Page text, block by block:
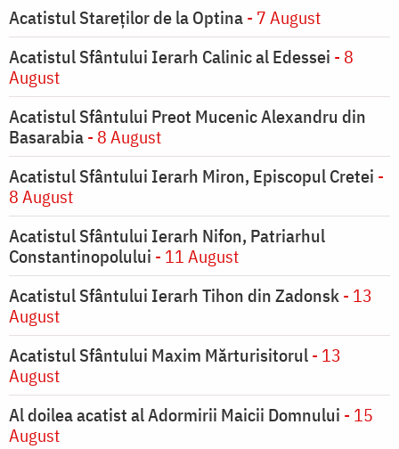
Acatistul Stareţilor de la Optina- 7 August
Acatistul Sfântului Ierarh Calinic al Edessei - 8
August
Acatistul Sfântului Preot Mucenic Alexandru din
Basarabia- 8 August
Acatistul Sfântului Ierarh Miron, Episcopul Cretei -
8 August
Acatistul Sfântului Ierarh Nifon, Patriarhul
Constantinopolului - 11 August
Acatistul Sfântului Ierarh Tihon din Zadonsk- 13
August
Acatistul Sfântului Maxim Mărturisitorul- 13
August
Al doilea acatist al Adormirii Maicii Domnului - 15
August